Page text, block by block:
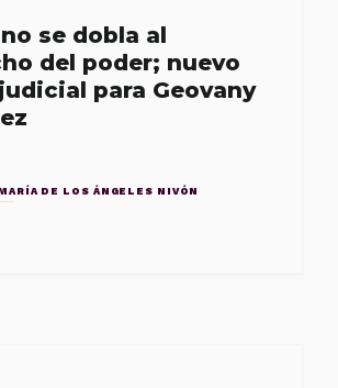
se dobla al
del poder; nuevo
para Geovany
DE LOS ÁNGELES NIVÓN